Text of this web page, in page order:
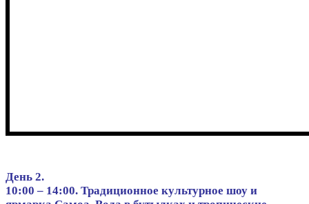
День 2.
10:00 – 14:00. Традиционное культурное шоу и